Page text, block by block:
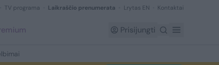
TV programa Laikraščio prenumerata Lrytas EN Kontaktai
Prisijungti